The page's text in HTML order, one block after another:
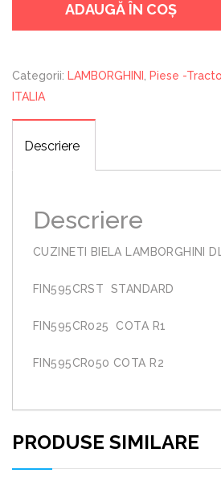
LAMBORGHINI
DLA35
ADAUGĂ ÎN COȘ
Categorii: LAMBORGHINI , Piese -
ITALIA
Descriere
Descriere
CUZINETI BIELA LAMBORGHINI
FIN595CRST STANDARD
FIN595CR025 COTA R1
FIN595CR050 COTA R2
PRODUSE SIMILARE